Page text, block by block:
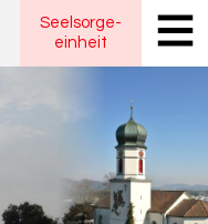
Seelsorge-
einheit